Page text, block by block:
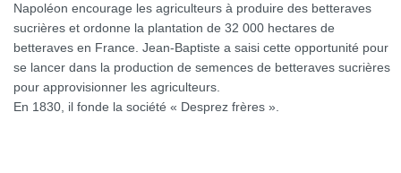
Napoléon encourage les agriculteurs à produire des betteraves
sucrières et ordonne la plantation de 32 000 hectares de
betteraves en France. Jean-Baptiste a saisi cette opportunité pour
se lancer dans la production de semences de betteraves sucrières
pour approvisionner les agriculteurs.
En 1830, il fonde la société « Desprez frères ».